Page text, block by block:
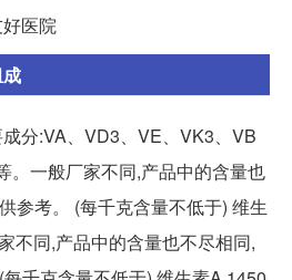
医院
分:VA、VD3、VE、VK3、VB
。一般厂家不同,产品中的含量也
参考。 (每千克含量不低于) 维生
不同,产品中的含量也不尽相同,